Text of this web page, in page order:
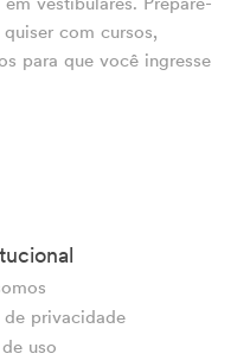
com cursos,
para que você ingresse
privacidade
uso